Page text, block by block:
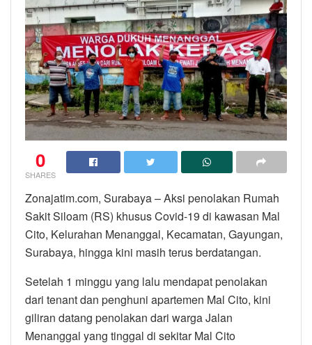
0
SHARES
Zonajatim.com, Surabaya – Aksi penolakan Rumah
Sakit Siloam (RS) khusus Covid-19 di kawasan Mal
Cito, Kelurahan Menanggal, Kecamatan, Gayungan,
Surabaya, hingga kini masih terus berdatangan.
Setelah 1 minggu yang lalu mendapat penolakan
dari tenant dan penghuni apartemen Mal Cito, kini
giliran datang penolakan dari warga Jalan
Menanggal yang tinggal di sekitar Mal Cito